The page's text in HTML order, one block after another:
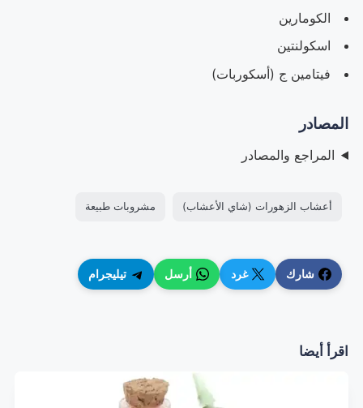
الكومارين
اسكولنتين
فيتامين ج (أسكوربات)
المصادر
المراجع والمصادر
أعشاب الزهورات (شاي الأعشاب) مشروبات طبيعة
شارك غرد أرسل تيليجرام
اقرأ أيضا